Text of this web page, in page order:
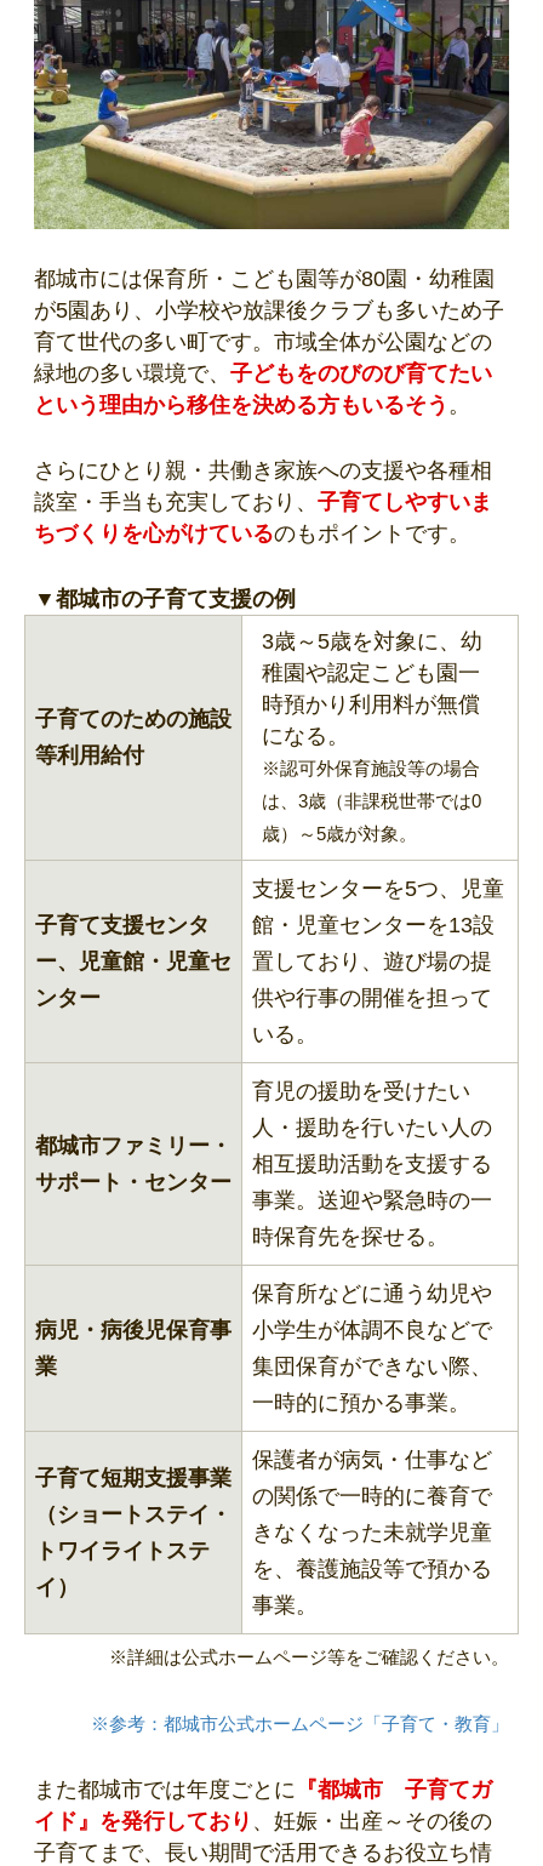
都城市には保育所・こども園等が80園・幼稚園
が5園あり、小学校や放課後クラブも多いため子
育て世代の多い町です。市域全体が公園などの
緑地の多い環境で、 子どもをのびのび育てたい
という理由から移住を決める方もいるそう 。
さらにひとり親・共働き家族への支援や各種相
談室・手当も充実しており、 子育てしやすいま
ちづくりを心がけているのもポイントです。
▼都城市の子育て支援の例
子育てのための施設
等利用給付
3歳～5歳を対象に、幼
稚園や認定こども園一
時預かり利用料が無償
になる。
※認可外保育施設等の場合
は、3歳（非課税世帯では0
歳）～5歳が対象。
子育て支援センタ
ー、児童館・児童セ
ンター
支援センターを5つ、児童
館・児童センターを13設
置しており、遊び場の提
供や行事の開催を担って
いる。
都城市ファミリー・
サポート・センター
育児の援助を受けたい
人・援助を行いたい人の
相互援助活動を支援する
事業。送迎や緊急時の一
時保育先を探せる。
病児・病後児保育事
業
保育所などに通う幼児や
小学生が体調不良などで
集団保育ができない際、
一時的に預かる事業。
子育て短期支援事業
（ショートステイ・
トワイライトステ
イ）
保護者が病気・仕事など
の関係で一時的に養育で
きなくなった未就学児童
を、養護施設等で預かる
事業。
※詳細は公式ホームページ等をご確認ください。
※参考：都城市公式ホームページ「子育て・教育」
また都城市では年度ごとに 『都城市 子育てガ
イド』を発行しており 、妊娠・出産～その後の
子育てまで、長い期間で活用できるお役立ち情